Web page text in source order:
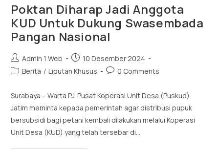
Poktan Diharap Jadi Anggota
KUD Untuk Dukung Swasembada
Pangan Nasional
Admin 1 Web
10 Desember 2024
Berita / Liputan Khusus 0 Comments
Surabaya – Warta PJ. Pusat Koperasi Unit Desa (Puskud)
Jatim meminta kepada pemerintah agar distribusi pupuk
bersubsidi bagi petani kembali dilakukan melalui Koperasi
Unit Desa (KUD) yang telah tersebar di…